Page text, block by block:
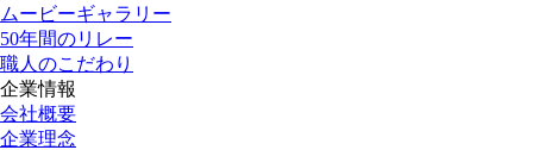
ムービーギャラリー
50年間のリレー
職人のこだわり
企業情報
会社概要
企業理念